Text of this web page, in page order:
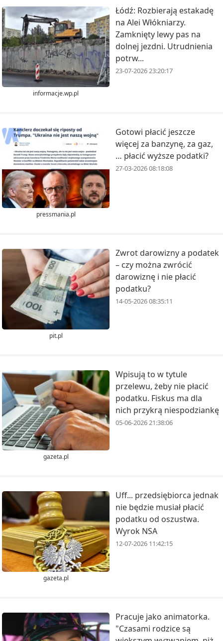
informacje.wp.pl
Łódź: Rozbierają estakadę
na Alei Włókniarzy.
Zamknięty lewy pas na
dolnej jezdni. Utrudnienia
potrw...
23-07-2026 23:20:17
pressmania.pl
Gotowi płacić jeszcze
więcej za banzynę, za gaz,
… płacić wyższe podatki?
27-03-2026 08:18:08
pit.pl
Zwrot darowizny a podatek
– czy można zwrócić
darowiznę i nie płacić
podatku?
14-05-2026 08:35:11
gazeta.pl
Wpisują to w tytule
przelewu, żeby nie płacić
podatku. Fiskus ma dla
nich przykrą niespodziankę
05-06-2026 21:38:06
gazeta.pl
Uff... przedsiębiorca jednak
nie będzie musiał płacić
podatku od oszustwa.
Wyrok NSA
12-07-2026 11:42:15
Pracuje jako animatorka.
"Czasami rodzice są